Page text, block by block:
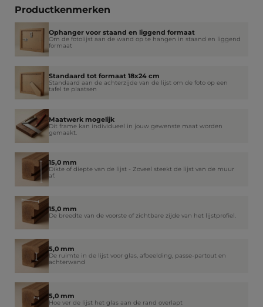
Productkenmerken
Ophanger voor staand en liggend formaat
Om de fotolijst aan de wand op te hangen in staand en liggend
formaat
Standaard tot formaat 18x24 cm
Standaard aan de achterzijde van de lijst om de foto op een
tafel te plaatsen
Maatwerk mogelijk
Dit frame kan individueel in jouw gewenste maat worden
gemaakt.
15,0 mm
Dikte of diepte van de lijst - Zoveel steekt de lijst van de muur
af.
15,0 mm
De breedte van de voorste of zichtbare zijde van het lijstprofiel.
5,0 mm
De ruimte in de lijst voor glas, afbeelding, passe-partout en
achterwand
5,0 mm
Hoe ver de lijst het glas aan de rand overlapt